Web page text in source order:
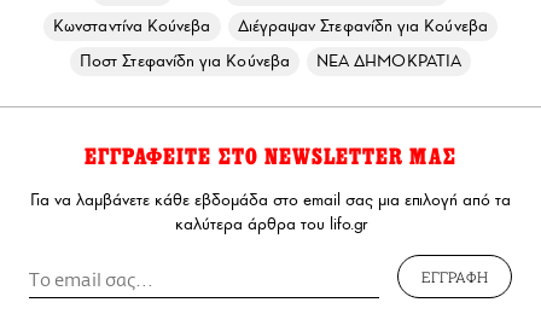
Κωνσταντίνα Κούνεβα
Διέγραψαν Στεφανίδη για Κούνεβα
Ποστ Στεφανίδη για Κούνεβα
ΝΕΑ ΔΗΜΟΚΡΑΤΙΑ
ΕΓΓΡΑΦΕΙΤΕ ΣΤΟ NEWSLETTER ΜΑΣ
Για να λαμβάνετε κάθε εβδομάδα στο email σας μια επιλογή από τα
καλύτερα άρθρα του lifo.gr
ΕΓΓΡΑΦΗ